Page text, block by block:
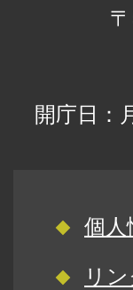
開庁日：
個人
リ